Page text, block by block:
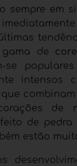
sempre em
de
se
intensos
de
de pedra
estão